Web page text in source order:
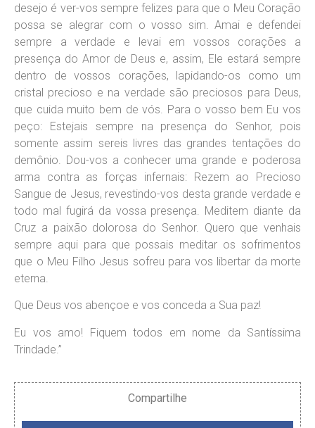
desejo é ver-vos sempre felizes para que o Meu Coração
possa se alegrar com o vosso sim. Amai e defendei
sempre a verdade e levai em vossos corações a
presença do Amor de Deus e, assim, Ele estará sempre
dentro de vossos corações, lapidando-os como um
cristal precioso e na verdade são preciosos para Deus,
que cuida muito bem de vós. Para o vosso bem Eu vos
peço: Estejais sempre na presença do Senhor, pois
somente assim sereis livres das grandes tentações do
demônio. Dou-vos a conhecer uma grande e poderosa
arma contra as forças infernais: Rezem ao Precioso
Sangue de Jesus, revestindo-vos desta grande verdade e
todo mal fugirá da vossa presença. Meditem diante da
Cruz a paixão dolorosa do Senhor. Quero que venhais
sempre aqui para que possais meditar os sofrimentos
que o Meu Filho Jesus sofreu para vos libertar da morte
eterna.
Que Deus vos abençoe e vos conceda a Sua paz!
Eu vos amo! Fiquem todos em nome da Santíssima
Trindade.”
Compartilhe